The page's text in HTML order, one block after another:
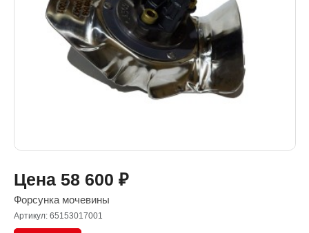
Цена 58 600 ₽
Форсунка мочевины
Артикул: 65153017001